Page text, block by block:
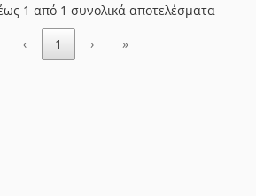
1 από 1 συνολικά αποτελέσματα
‹ 1 › »